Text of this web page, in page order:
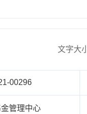
文字大
00296
管理中心